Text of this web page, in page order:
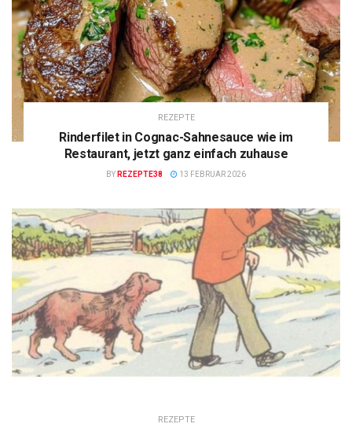
REZEPTE
Rinderfilet in Cognac-Sahnesauce wie im
Restaurant, jetzt ganz einfach zuhause
BY REZEPTE38 13 FEBRUAR 2026
REZEPTE